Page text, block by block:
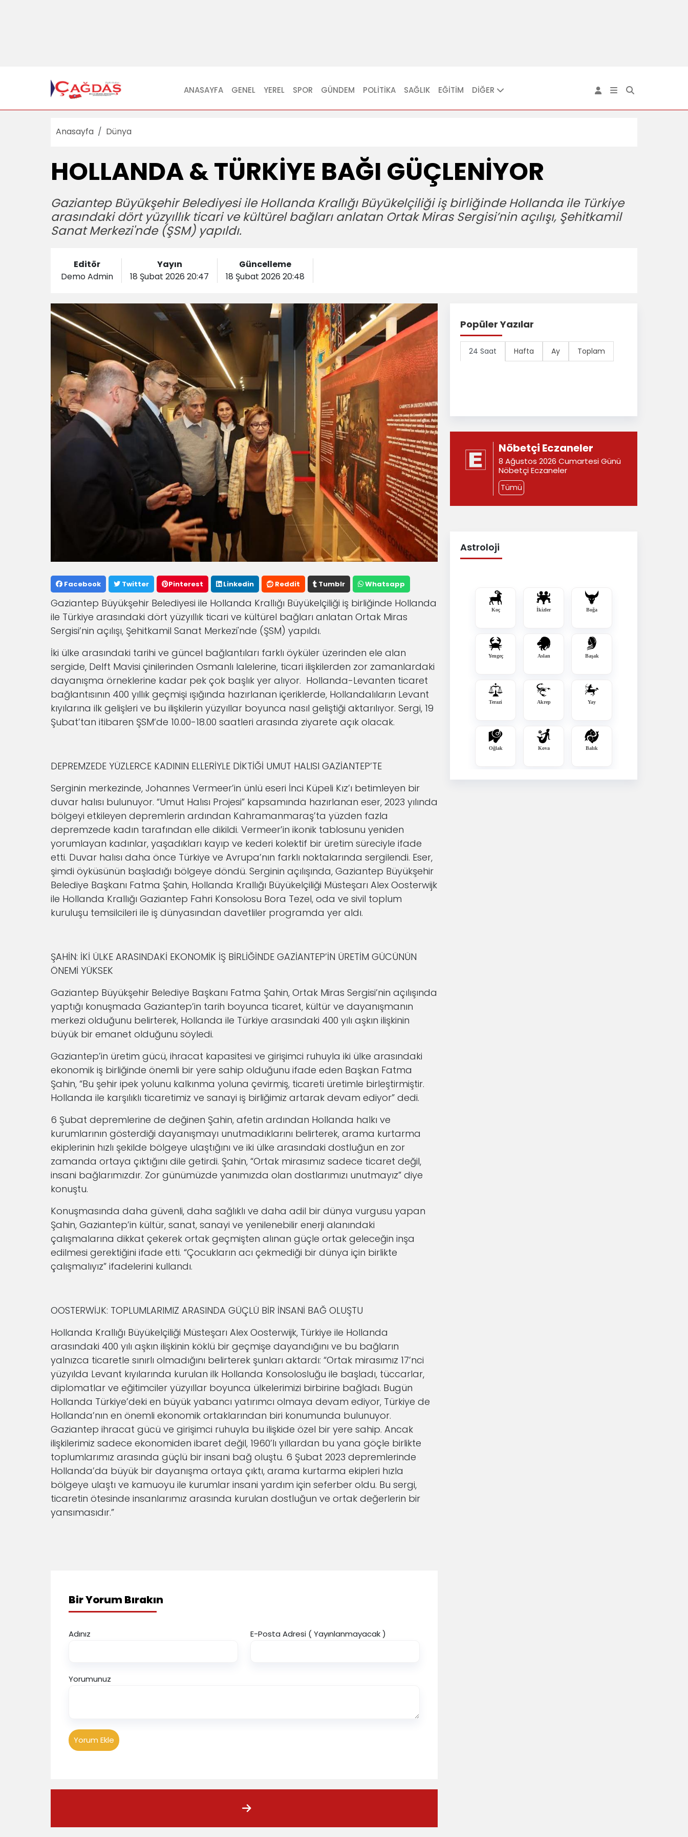
ANASAYFA GENEL YEREL SPOR GÜNDEM POLITIKA SAĞLIK EĞITIM DİĞER
Anasayfa Dünya
HOLLANDA & TÜRKİYE BAĞI GÜÇLENİYOR
Gaziantep Büyükşehir Belediyesi ile Hollanda Krallığı Büyükelçiliği iş birliğinde Hollanda ile Türkiye
arasındaki dört yüzyıllık ticari ve kültürel bağları anlatan Ortak Miras Sergisi’nin açılışı, Şehitkamil
Sanat Merkezi'nde (ŞSM) yapıldı.
Editör
Demo Admin
Yayın
18 Şubat 2026 20:47
Güncelleme
18 Şubat 2026 20:48
Facebook Twitter Pinterest Linkedin Reddit Tumblr Whatsapp
Gaziantep Büyükşehir Belediyesi ile Hollanda Krallığı Büyükelçiliği iş birliğinde Hollanda
ile Türkiye arasındaki dört yüzyıllık ticari ve kültürel bağları anlatan Ortak Miras
Sergisi’nin açılışı, Şehitkamil Sanat Merkezi'nde (ŞSM) yapıldı.
İki ülke arasındaki tarihi ve güncel bağlantıları farklı öyküler üzerinden ele alan
sergide, Delft Mavisi çinilerinden Osmanlı lalelerine, ticari ilişkilerden zor zamanlardaki
dayanışma örneklerine kadar pek çok başlık yer alıyor. Hollanda-Levanten ticaret
bağlantısının 400 yıllık geçmişi ışığında hazırlanan içeriklerde, Hollandalıların Levant
kıyılarına ilk gelişleri ve bu ilişkilerin yüzyıllar boyunca nasıl geliştiği aktarılıyor. Sergi, 19
Şubat’tan itibaren ŞSM’de 10.00-18.00 saatleri arasında ziyarete açık olacak.
DEPREMZEDE YÜZLERCE KADININ ELLERİYLE DİKTİĞİ UMUT HALISI GAZİANTEP’TE
Serginin merkezinde, Johannes Vermeer’in ünlü eseri İnci Küpeli Kız’ı betimleyen bir
duvar halısı bulunuyor. “Umut Halısı Projesi” kapsamında hazırlanan eser, 2023 yılında
bölgeyi etkileyen depremlerin ardından Kahramanmaraş’ta yüzden fazla
depremzede kadın tarafından elle dikildi. Vermeer’in ikonik tablosunu yeniden
yorumlayan kadınlar, yaşadıkları kayıp ve kederi kolektif bir üretim süreciyle ifade
etti. Duvar halısı daha önce Türkiye ve Avrupa’nın farklı noktalarında sergilendi. Eser,
şimdi öyküsünün başladığı bölgeye döndü. Serginin açılışında, Gaziantep Büyükşehir
Belediye Başkanı Fatma Şahin, Hollanda Krallığı Büyükelçiliği Müsteşarı Alex Oosterwijk
ile Hollanda Krallığı Gaziantep Fahri Konsolosu Bora Tezel, oda ve sivil toplum
kuruluşu temsilcileri ile iş dünyasından davetliler programda yer aldı.
ŞAHİN: İKİ ÜLKE ARASINDAKİ EKONOMİK İŞ BİRLİĞİNDE GAZİANTEP’İN ÜRETİM GÜCÜNÜN
ÖNEMİ YÜKSEK
Gaziantep Büyükşehir Belediye Başkanı Fatma Şahin, Ortak Miras Sergisi’nin açılışında
yaptığı konuşmada Gaziantep’in tarih boyunca ticaret, kültür ve dayanışmanın
merkezi olduğunu belirterek, Hollanda ile Türkiye arasındaki 400 yılı aşkın ilişkinin
büyük bir emanet olduğunu söyledi.
Gaziantep’in üretim gücü, ihracat kapasitesi ve girişimci ruhuyla iki ülke arasındaki
ekonomik iş birliğinde önemli bir yere sahip olduğunu ifade eden Başkan Fatma
Şahin, “Bu şehir ipek yolunu kalkınma yoluna çevirmiş, ticareti üretimle birleştirmiştir.
Hollanda ile karşılıklı ticaretimiz ve sanayi iş birliğimiz artarak devam ediyor” dedi.
6 Şubat depremlerine de değinen Şahin, afetin ardından Hollanda halkı ve
kurumlarının gösterdiği dayanışmayı unutmadıklarını belirterek, arama kurtarma
ekiplerinin hızlı şekilde bölgeye ulaştığını ve iki ülke arasındaki dostluğun en zor
zamanda ortaya çıktığını dile getirdi. Şahin, “Ortak mirasımız sadece ticaret değil,
insani bağlarımızdır. Zor günümüzde yanımızda olan dostlarımızı unutmayız” diye
konuştu.
Konuşmasında daha güvenli, daha sağlıklı ve daha adil bir dünya vurgusu yapan
Şahin, Gaziantep’in kültür, sanat, sanayi ve yenilenebilir enerji alanındaki
çalışmalarına dikkat çekerek ortak geçmişten alınan güçle ortak geleceğin inşa
edilmesi gerektiğini ifade etti. “Çocukların acı çekmediği bir dünya için birlikte
çalışmalıyız” ifadelerini kullandı.
OOSTERWİJK: TOPLUMLARIMIZ ARASINDA GÜÇLÜ BİR İNSANİ BAĞ OLUŞTU
Hollanda Krallığı Büyükelçiliği Müsteşarı Alex Oosterwijk, Türkiye ile Hollanda
arasındaki 400 yılı aşkın ilişkinin köklü bir geçmişe dayandığını ve bu bağların
yalnızca ticaretle sınırlı olmadığını belirterek şunları aktardı: “Ortak mirasımız 17’nci
yüzyılda Levant kıyılarında kurulan ilk Hollanda Konsolosluğu ile başladı, tüccarlar,
diplomatlar ve eğitimciler yüzyıllar boyunca ülkelerimizi birbirine bağladı. Bugün
Hollanda Türkiye’deki en büyük yabancı yatırımcı olmaya devam ediyor, Türkiye de
Hollanda’nın en önemli ekonomik ortaklarından biri konumunda bulunuyor.
Gaziantep ihracat gücü ve girişimci ruhuyla bu ilişkide özel bir yere sahip. Ancak
ilişkilerimiz sadece ekonomiden ibaret değil, 1960’lı yıllardan bu yana göçle birlikte
toplumlarımız arasında güçlü bir insani bağ oluştu. 6 Şubat 2023 depremlerinde
Hollanda’da büyük bir dayanışma ortaya çıktı, arama kurtarma ekipleri hızla
bölgeye ulaştı ve kamuoyu ile kurumlar insani yardım için seferber oldu. Bu sergi,
ticaretin ötesinde insanlarımız arasında kurulan dostluğun ve ortak değerlerin bir
yansımasıdır.”
Bir Yorum Bırakın
Adınız E-Posta Adresi ( Yayınlanmayacak )
Yorumunuz
Yorum Ekle
Popüler Yazılar
24 Saat Hafta Ay Toplam
Nöbetçi Eczaneler
8 Ağustos 2026 Cumartesi Günü
Nöbetçi Eczaneler
Tümü
Astroloji
Koç İkizler Boğa
Yengeç Aslan Başak
Terazi Akrep Yay
Oğlak Kova Balık